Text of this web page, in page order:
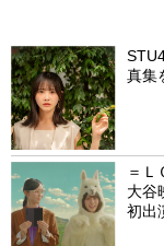
真集
＝Ｌ
大谷
初出